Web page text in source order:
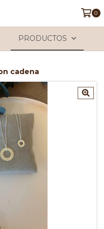
0
PRODUCTOS
cadena